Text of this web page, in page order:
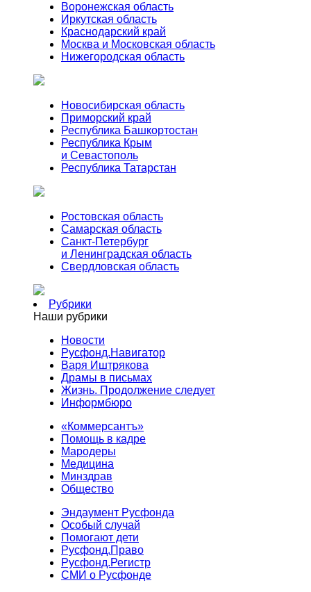
Воронежская область
Иркутская область
Краснодарский край
Москва и Московская область
Нижегородская область
Новосибирская область
Приморский край
Республика Башкортостан
Республика Крым
и Севастополь
Республика Татарстан
Ростовская область
Самарская область
Санкт-Петербург
и Ленинградская область
Свердловская область
Рубрики
Наши рубрики
Новости
Русфонд.Навигатор
Варя Иштрякова
Драмы в письмах
Жизнь. Продолжение следует
Информбюро
«Коммерсантъ»
Помощь в кадре
Мародеры
Медицина
Минздрав
Общество
Эндаумент Русфонда
Особый случай
Помогают дети
Русфонд.Право
Русфонд.Регистр
СМИ о Русфонде